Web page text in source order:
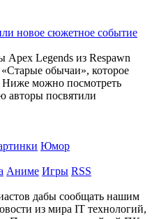
новое сюжетное событие
Apex Legends из Respawn
обычаи», которое
Ниже можно посмотреть
авторы посвятили
Юмор
Аниме Игры RSS
дабы сообщать нашим
из мира IT технологий,